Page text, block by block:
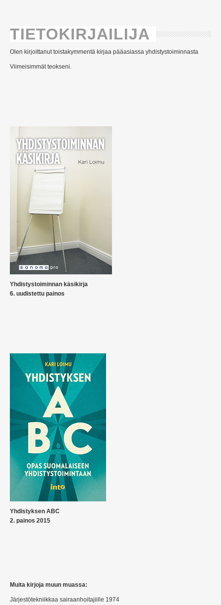
TIETOKIRJAILIJA
Olen kirjoittanut toistakymmentä kirjaa pääasiassa yhdistystoiminnasta
Viimeisimmät teokseni.
Yhdistystoiminnan käsikirja
6. uudistettu painos
Yhdistyksen ABC
2. painos 2015
Muita kirjoja muun muassa:
Järjestötekniikkaa sairaanhoitajiille 1974